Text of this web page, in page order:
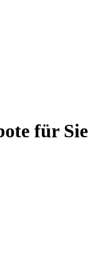
für Sie